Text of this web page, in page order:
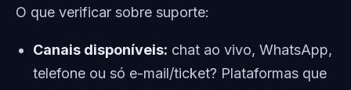
O que verificar sobre suporte:
Canais disponíveis: chat ao vivo, WhatsApp,
telefone ou só e-mail/ticket? Plataformas que